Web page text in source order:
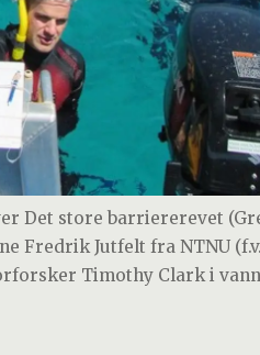
Det store barriererevet
Fredrik Jutfelt fra NTNU
Timothy Clark i